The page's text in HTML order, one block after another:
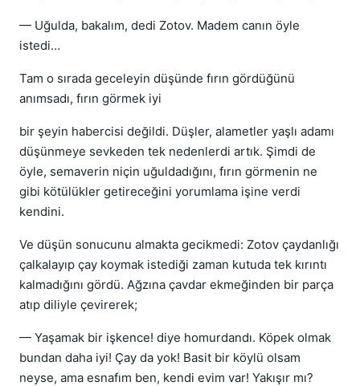
— Uğulda, bakalım, dedi Zotov. Madem canın öyle
istedi…
Tam o sırada geceleyin düşünde fırın gördüğünü
anımsadı, fırın görmek iyi
bir şeyin habercisi değildi. Düşler, alametler yaşlı adamı
düşünmeye sevkeden tek nedenlerdi artık. Şimdi de
öyle, semaverin niçin uğuldadığını, fırın görmenin ne
gibi kötülükler getireceğini yorumlama işine verdi
kendini.
Ve düşün sonucunu almakta gecikmedi: Zotov çaydanlığı
çalkalayıp çay koymak istediği zaman kutuda tek kırıntı
kalmadığını gördü. Ağzına çavdar ekmeğinden bir parça
atıp diliyle çevirerek;
— Yaşamak bir işkence! diye homurdandı. Köpek olmak
bundan daha iyi! Çay da yok! Basit bir köylü olsam
neyse, ama esnafım ben, kendi evim var! Yakışır mı?